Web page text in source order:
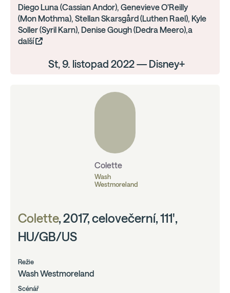
Diego Luna (Cassian Andor), Genevieve O'Reilly
(Mon Mothma), Stellan Skarsgård (Luthen Rael), Kyle
Soller (Syril Karn), Denise Gough (Dedra Meero),a
další
St, 9. listopad 2022 — Disney+
Colette
Wash
Westmoreland
Colette, 2017, celovečerní, 111',
HU/GB/US
Režie
Wash Westmoreland
Scénář